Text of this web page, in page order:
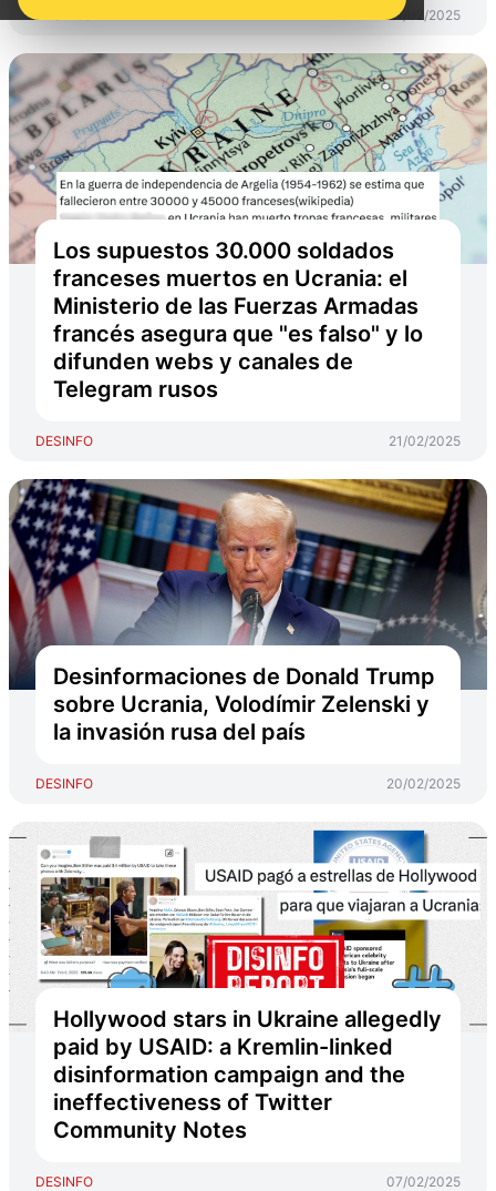
DESINFO 21/02/2025
Los supuestos 30.000 soldados
franceses muertos en Ucrania: el
Ministerio de las Fuerzas Armadas
francés asegura que "es falso" y lo
difunden webs y canales de
Telegram rusos
DESINFO 21/02/2025
Desinformaciones de Donald Trump
sobre Ucrania, Volodímir Zelenski y
la invasión rusa del país
DESINFO 20/02/2025
Hollywood stars in Ukraine allegedly
paid by USAID: a Kremlin-linked
disinformation campaign and the
ineffectiveness of Twitter
Community Notes
DESINFO 07/02/2025